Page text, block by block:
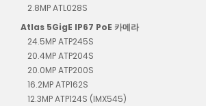
2.8MP ATL028S
Atlas 5GigE IP67 PoE 카메라
24.5MP ATP245S
20.4MP ATP204S
20.0MP ATP200S
16.2MP ATP162S
12.3MP ATP124S (IMX545)